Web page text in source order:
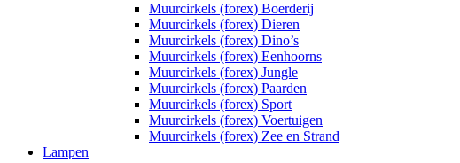
Muurcirkels (forex) Boerderij
Muurcirkels (forex) Dieren
Muurcirkels (forex) Dino’s
Muurcirkels (forex) Eenhoorns
Muurcirkels (forex) Jungle
Muurcirkels (forex) Paarden
Muurcirkels (forex) Sport
Muurcirkels (forex) Voertuigen
Muurcirkels (forex) Zee en Strand
Lampen